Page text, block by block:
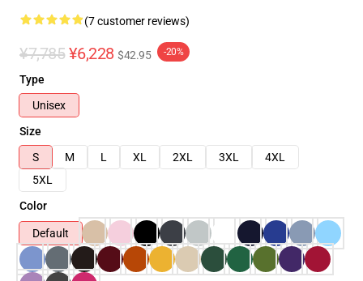
(7 customer reviews)
¥7,785 ¥6,228 $42.95 -20%
Type
Unisex
Size
S
M L XL 2XL 3XL
4XL
5XL
Color
Default